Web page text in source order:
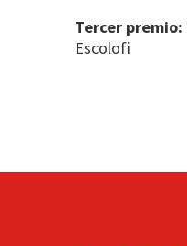
Tercer premio:
Escolofi